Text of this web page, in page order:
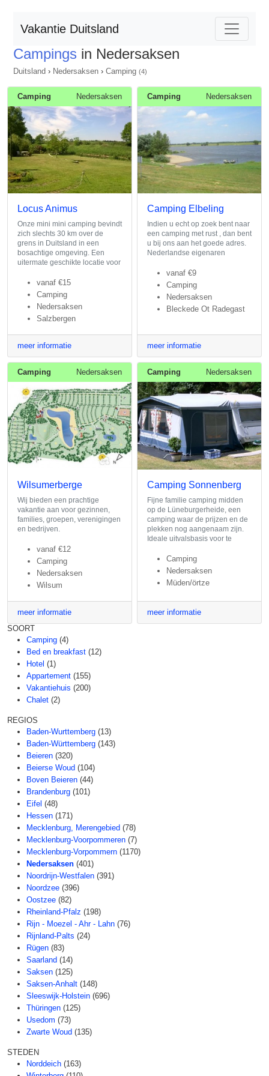
Vakantie Duitsland
Campings in Nedersaksen
Duitsland › Nedersaksen › Camping (4)
Camping Nedersaksen
Locus Animus
Onze mini mini camping bevindt
zich slechts 30 km over de
grens in Duitsland in een
bosachtige omgeving. Een
uitermate geschikte locatie voor
vanaf €15
Camping
Nedersaksen
Salzbergen
meer informatie
Camping Nedersaksen
Camping Elbeling
Indien u echt op zoek bent naar
een camping met rust , dan bent
u bij ons aan het goede adres.
Nederlandse eigenaren
vanaf €9
Camping
Nedersaksen
Bleckede Ot Radegast
meer informatie
Camping Nedersaksen
Wilsumerberge
Wij bieden een prachtige
vakantie aan voor gezinnen,
families, groepen, verenigingen
en bedrijven.
vanaf €12
Camping
Nedersaksen
Wilsum
meer informatie
Camping Nedersaksen
Camping Sonnenberg
Fijne familie camping midden
op de Lüneburgerheide, een
camping waar de prijzen en de
plekken nog aangenaam zijn.
Ideale uitvalsbasis voor te
Camping
Nedersaksen
Müden/örtze
meer informatie
SOORT
Camping (4)
Bed en breakfast (12)
Hotel (1)
Appartement (155)
Vakantiehuis (200)
Chalet (2)
REGIOS
Baden-Wurttemberg (13)
Baden-Württemberg (143)
Beieren (320)
Beierse Woud (104)
Boven Beieren (44)
Brandenburg (101)
Eifel (48)
Hessen (171)
Mecklenburg, Merengebied (78)
Mecklenburg-Voorpommeren (7)
Mecklenburg-Vorpommern (1170)
Nedersaksen (401)
Noordrijn-Westfalen (391)
Noordzee (396)
Oostzee (82)
Rheinland-Pfalz (198)
Rijn - Moezel - Ahr - Lahn (76)
Rijnland-Palts (24)
Rügen (83)
Saarland (14)
Saksen (125)
Saksen-Anhalt (148)
Sleeswijk-Holstein (696)
Thüringen (125)
Usedom (73)
Zwarte Woud (135)
STEDEN
Norddeich (163)